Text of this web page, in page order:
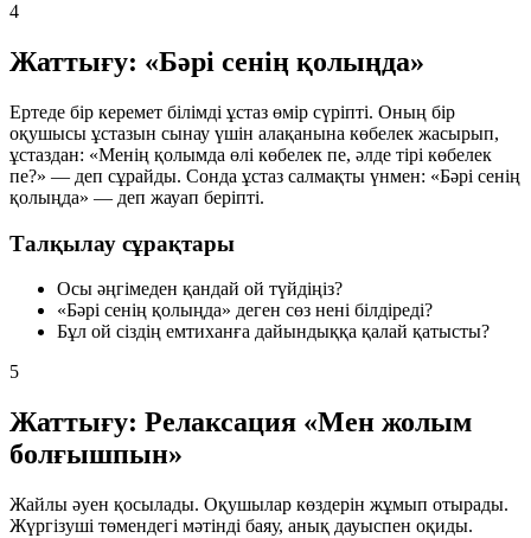
4
Жаттығу: «Бәрі сенің қолыңда»
Ертеде бір керемет білімді ұстаз өмір сүріпті. Оның бір
оқушысы ұстазын сынау үшін алақанына көбелек жасырып,
ұстаздан: «Менің қолымда өлі көбелек пе, әлде тірі көбелек
пе?» — деп сұрайды. Сонда ұстаз салмақты үнмен: «Бәрі сенің
қолыңда» — деп жауап беріпті.
Талқылау сұрақтары
Осы әңгімеден қандай ой түйдіңіз?
«Бәрі сенің қолыңда» деген сөз нені білдіреді?
Бұл ой сіздің емтиханға дайындыққа қалай қатысты?
5
Жаттығу: Релаксация «Мен жолым
болғышпын»
Жайлы әуен қосылады. Оқушылар көздерін жұмып отырады.
Жүргізуші төмендегі мәтінді баяу, анық дауыспен оқиды.